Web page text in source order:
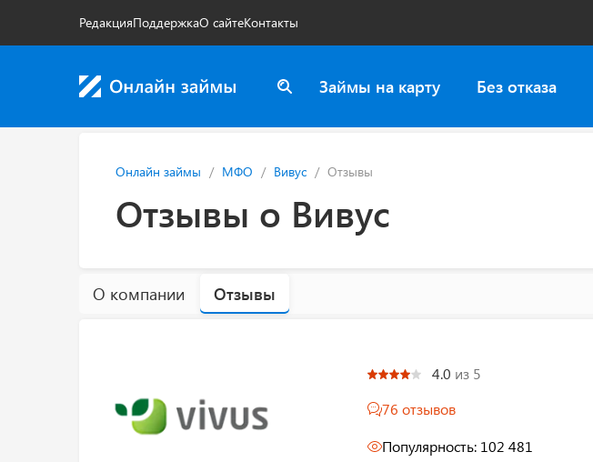
РедакцияПоддержкаО сайтеКонтакты
Займы на карту Без отказа
Онлайн займы МФО Вивус Отзывы
Отзывы о Вивус
О компании Отзывы
4.0 из 5
76 отзывов
Популярность: 102 481